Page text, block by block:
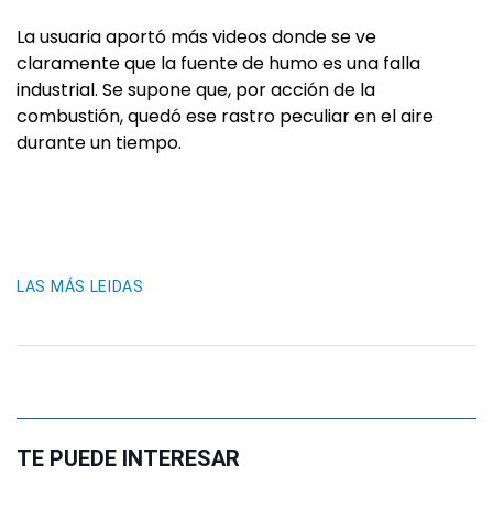
La usuaria aportó más videos donde se ve
claramente que la fuente de humo es una falla
industrial. Se supone que, por acción de la
combustión, quedó ese rastro peculiar en el aire
durante un tiempo.
LAS MÁS LEIDAS
TE PUEDE INTERESAR